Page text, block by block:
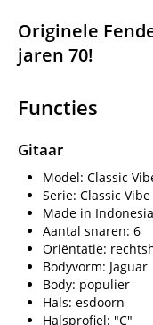
Originele
jaren 70!
Functies
Gitaar
Model: Classic
Serie: Classic Vibe
Made in Indonesia
Aantal snaren: 6
Oriëntatie:
Bodyvorm: Jaguar
Body: populier
Hals: esdoorn
Halsprofiel: "C"